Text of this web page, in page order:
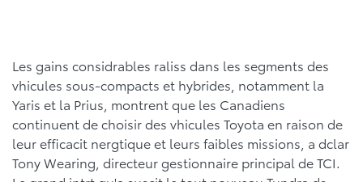
Les gains considrables raliss dans les segments des
vhicules sous-compacts et hybrides, notamment la
Yaris et la Prius, montrent que les Canadiens
continuent de choisir des vhicules Toyota en raison de
leur efficacit nergtique et leurs faibles missions, a dclar
Tony Wearing, directeur gestionnaire principal de TCI.